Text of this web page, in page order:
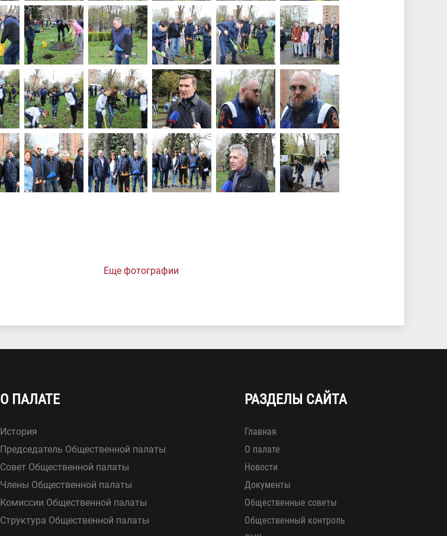
Еще фотографии
О ПАЛАТЕ
История
Председатель Общественной палаты
Совет Общественной палаты
Члены Общественной палаты
Комиссии Общественной палаты
Структура Общественной палаты
РАЗДЕЛЫ САЙТА
Главная
О палате
Новости
Документы
Общественные советы
Общественный контроль